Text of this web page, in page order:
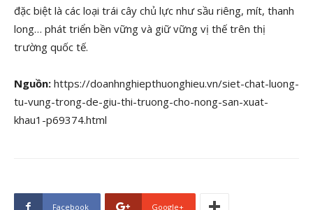
đặc biệt là các loại trái cây chủ lực như sầu riêng, mít, thanh
long… phát triển bền vững và giữ vững vị thế trên thị
trường quốc tế.
Nguồn: https://doanhnghiepthuonghieu.vn/siet-chat-luong-
tu-vung-trong-de-giu-thi-truong-cho-nong-san-xuat-
khau1-p69374.html
Facebook Google+